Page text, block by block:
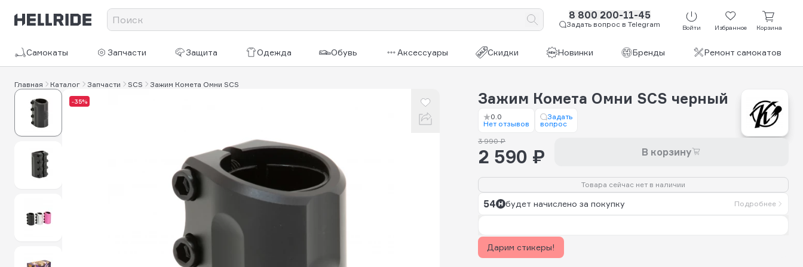
8 800 200-11-45
Задать вопрос в Telegram Войти Избранное Корзина
Самокаты Запчасти Защита Одежда Обувь Аксессуары Скидки Новинки Бренды Ремонт самокатов
Главная Каталог Запчасти SCS Зажим Комета Омни SCS
-35% Зажим Комета Омни SCS черный
0.0
Нет отзывов
Задать
вопрос
3 990 ₽
2 590 ₽ В корзину
Товара сейчас нет в наличии
54 будет начислено за покупку Подробнее
Дарим стикеры!